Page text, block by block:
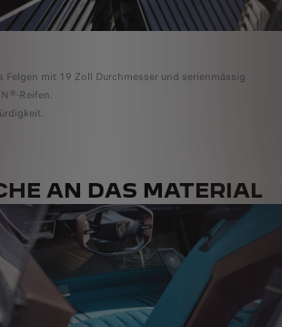
Felgen mit 19 Zoll Durchmesser und serienmässig
Reifen.
AN DAS MATERIAL